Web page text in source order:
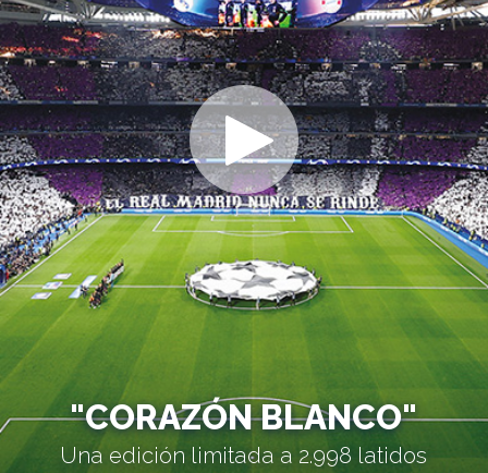
"CORAZÓN BLANCO"
Una edición limitada a 2.998 latidos